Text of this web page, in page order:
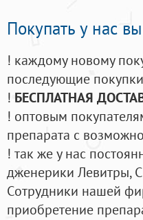
Покупать у нас
! каждому новому
последующие покупки
! БЕСПЛАТНАЯ
! оптовым
препарата с
! так же у нас
дженерики Левитры,
Cотрудники нашей
приобретение